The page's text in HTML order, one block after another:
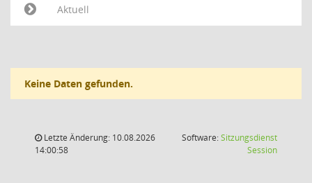
Aktuell
Keine Daten gefunden.
Letzte Änderung: 10.08.2026
14:00:58
Software:Sitzungsdienst
Session(Wird in